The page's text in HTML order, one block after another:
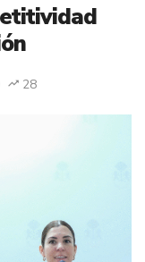
28